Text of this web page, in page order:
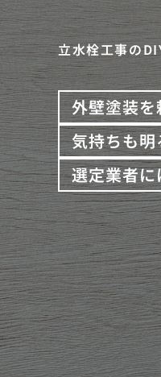
立水栓工事の
外壁塗装
気持ちも
選定業者